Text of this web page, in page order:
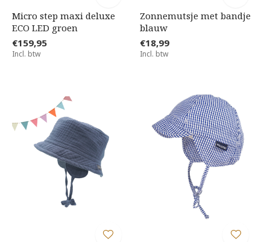
Micro step maxi deluxe
ECO LED groen
€159,95
Incl. btw
Zonnemutsje met bandje
blauw
€18,99
Incl. btw